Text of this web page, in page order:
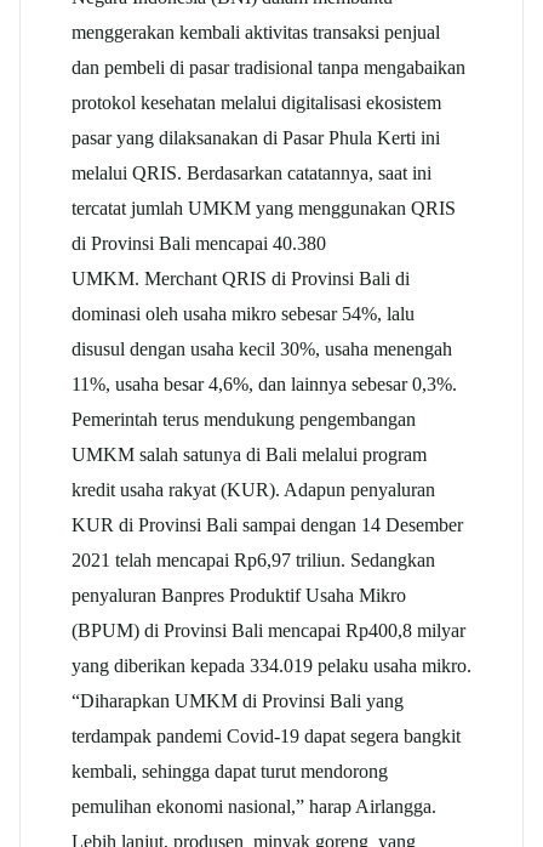
menggerakan kembali aktivitas transaksi penjual
dan pembeli di pasar tradisional tanpa mengabaikan
protokol kesehatan melalui digitalisasi ekosistem
pasar yang dilaksanakan di Pasar Phula Kerti ini
melalui QRIS. Berdasarkan catatannya, saat ini
tercatat jumlah UMKM yang menggunakan QRIS
di Provinsi Bali mencapai 40.380
UMKM. Merchant QRIS di Provinsi Bali di
dominasi oleh usaha mikro sebesar 54%, lalu
disusul dengan usaha kecil 30%, usaha menengah
11%, usaha besar 4,6%, dan lainnya sebesar 0,3%.
Pemerintah terus mendukung pengembangan
UMKM salah satunya di Bali melalui program
kredit usaha rakyat (KUR). Adapun penyaluran
KUR di Provinsi Bali sampai dengan 14 Desember
2021 telah mencapai Rp6,97 triliun. Sedangkan
penyaluran Banpres Produktif Usaha Mikro
(BPUM) di Provinsi Bali mencapai Rp400,8 milyar
yang diberikan kepada 334.019 pelaku usaha mikro.
“Diharapkan UMKM di Provinsi Bali yang
terdampak pandemi Covid-19 dapat segera bangkit
kembali, sehingga dapat turut mendorong
pemulihan ekonomi nasional,” harap Airlangga.
Lebih lanjut, produsen minyak goreng yang